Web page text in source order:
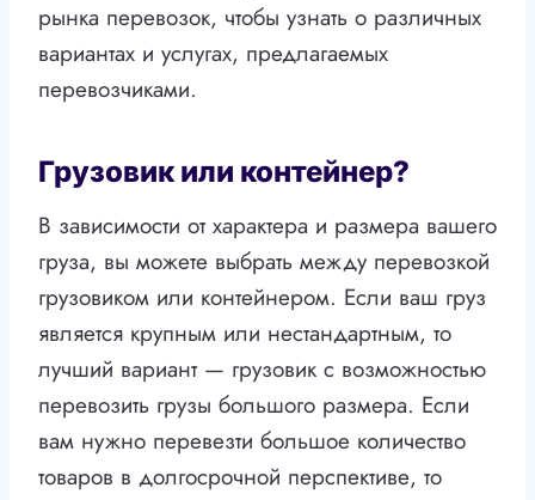
рынка перевозок, чтобы узнать о различных
вариантах и услугах, предлагаемых
перевозчиками.
Грузовик или контейнер?
В зависимости от характера и размера вашего
груза, вы можете выбрать между перевозкой
грузовиком или контейнером. Если ваш груз
является крупным или нестандартным, то
лучший вариант — грузовик с возможностью
перевозить грузы большого размера. Если
вам нужно перевезти большое количество
товаров в долгосрочной перспективе, то